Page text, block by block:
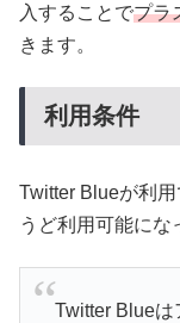
入することでプラ
きます。
利用条件
Twitter Blueが利
うど利用可能にな
Twitter Blueは